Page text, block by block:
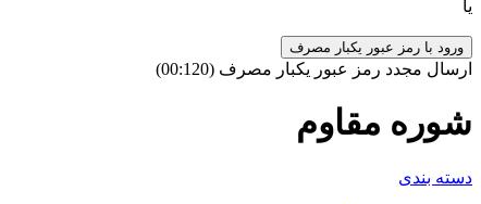
یا
ورود با رمز عبور یکبار مصرف
ارسال مجدد رمز عبور یکبار مصرف (00:
120
)
شوره مقاوم
دسته بندی